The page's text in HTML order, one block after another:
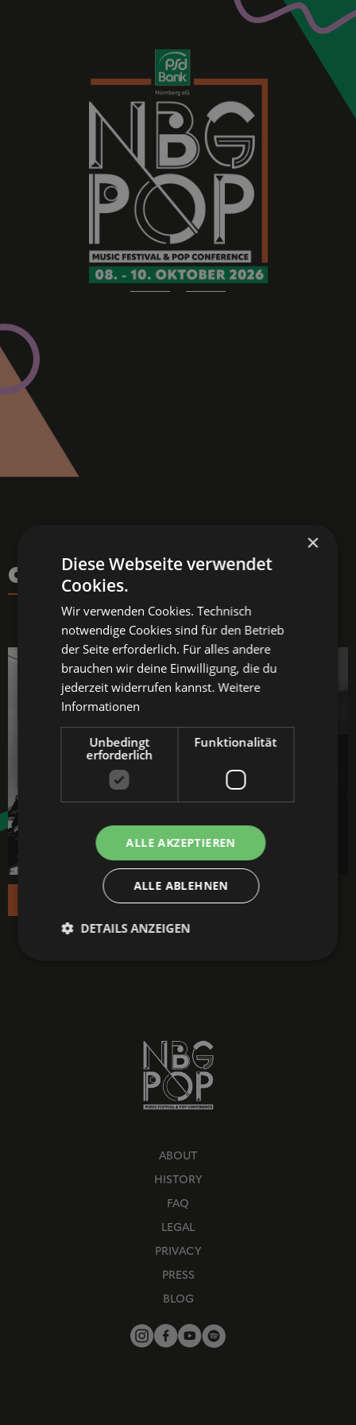
CURT MAGAZINE 2022
Read the article
ABOUT
HISTORY
FAQ
LEGAL
PRIVACY
PRESS
BLOG
×
Diese Webseite verwendet
Cookies.
Wir verwenden Cookies. Technisch
notwendige Cookies sind für den Betrieb
der Seite erforderlich. Für alles andere
brauchen wir deine Einwilligung, die du
jederzeit widerrufen kannst.Weitere
Informationen
Unbedingt
erforderlich
Funktionalität
ALLE AKZEPTIEREN
ALLE ABLEHNEN
DETAILS ANZEIGEN